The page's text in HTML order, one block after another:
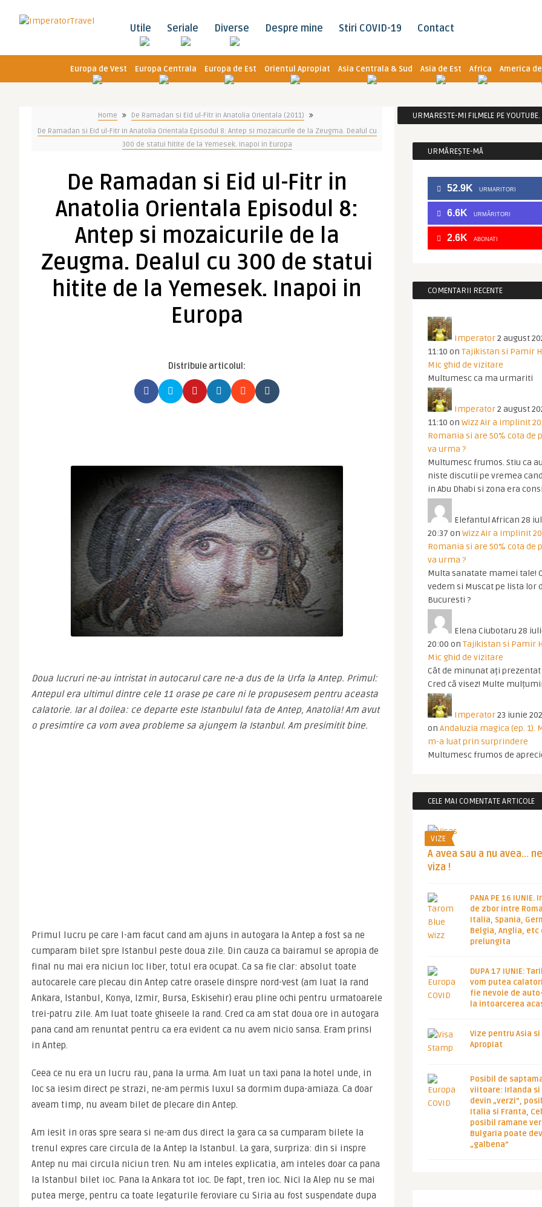
Utile Seriale Diverse Despre mine Stiri COVID-19 Contact
Europa de Vest Europa Centrala Europa de Est Orientul Apropiat Asia Centrala & Sud Asia de Est Africa America
Home
De Ramadan si Eid ul-Fitr in Anatolia Orientala (2011)
De Ramadan si Eid ul-Fitr in Anatolia Orientala Episodul 8: Antep si mozaicurile de la Zeugma. Dealul cu
300 de statui hitite de la Yemesek. Inapoi in Europa
De Ramadan si Eid ul-Fitr in
Anatolia Orientala Episodul 8:
Antep si mozaicurile de la
Zeugma. Dealul cu 300 de statui
hitite de la Yemesek. Inapoi in
Europa
Distribuie articolul:
Doua lucruri ne-au intristat in autocarul care ne-a dus de la Urfa la Antep. Primul:
Antepul era ultimul dintre cele 11 orase pe care ni le propusesem pentru aceasta
calatorie. Iar al doilea: ce departe este Istanbulul fata de Antep, Anatolia! Am avut
o presimtire ca vom avea probleme sa ajungem la Istanbul. Am presimitit bine.
Primul lucru pe care l-am facut cand am ajuns in autogara la Antep a fost sa ne
cumparam bilet spre Istanbul peste doua zile. Din cauza ca bairamul se apropia de
final nu mai era niciun loc liber, totul era ocupat. Ca sa fie clar: absolut toate
autocarele care plecau din Antep catre orasele dinspre nord-vest (am luat la rand
Ankara, Istanbul, Konya, Izmir, Bursa, Eskisehir) erau pline ochi pentru urmatoarele
trei-patru zile. Am luat toate ghiseele la rand. Cred ca am stat doua ore in autogara
pana cand am renuntat pentru ca era evident ca nu avem nicio sansa. Eram prinsi
in Antep.
Ceea ce nu era un lucru rau, pana la urma. Am luat un taxi pana la hotel unde, in
loc sa iesim direct pe strazi, ne-am permis luxul sa dormim dupa-amiaza. Ca doar
aveam timp, nu aveam bilet de plecare din Antep.
Am iesit in oras spre seara si ne-am dus direct la gara ca sa cumparam bilete la
trenul expres care circula de la Antep la Istanbul. La gara, surpriza: din si inspre
Antep nu mai circula niciun tren. Nu am inteles explicatia, am inteles doar ca pana
la Istanbul bilet ioc. Pana la Ankara tot ioc. De fapt, tren ioc. Nici la Alep nu se mai
putea merge, pentru ca toate legaturile feroviare cu Siria au fost suspendate dupa
URMARESTE-MI FILMELE PE YOUTUBE.
URMĂREȘTE-MĂ
52.9K URMARITORI
6.6K URMĂRITORI
2.6K ABONATI
COMENTARII RECENTE
Imperator2 august
11:10 on Tajikistan si Pamir
Mic ghid de vizitare
Multumesc ca ma urmariti
Imperator2 august
11:10 on Wizz Air a implinit
Romania si are 50% cota de
va urma ?
Multumesc frumos. Stiu ca
niste discutii pe vremea
in Abu Dhabi si zona era
Elefantul African 28
20:37 on Wizz Air a implinit
Romania si are 50% cota de
va urma ?
Multa sanatate mamei tale!
vedem si Muscat pe lista lor
Bucuresti ?
Elena Ciubotaru 28
20:00 on Tajikistan si Pamir
Mic ghid de vizitare
Cât de minunat ați prezentat
Cred că visez! Multe
Imperator23 iunie
on Andaluzia magica (ep. 1).
m-a luat prin surprindere
Multumesc frumos de
CELE MAI COMENTATE ARTICOLE
VIZE
A avea sau a nu avea…
viza !
PANA PE 16
de zbor intre
Italia, Spania,
Belgia, Anglia, etc
prelungita
DUPA 17 IUNIE:
vom putea
fie nevoie de
la intoarcerea
Vize pentru Asia si
Apropiat
Posibil de
viitoare: Irlanda si
devin „verzi”,
Italia si Franta,
posibil ramane
Bulgaria poate
„galbena”